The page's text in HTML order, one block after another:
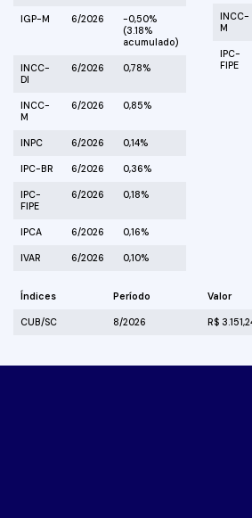
IGP-M 6/2026
-0,50%
(3.18%
acumulado)
INCC-
DI
6/2026 0,78%
INCC-
M
6/2026 0,85%
INPC 6/2026 0,14%
IPC-BR 6/2026 0,36%
IPC-
FIPE
6/2026 0,18%
IPCA 6/2026 0,16%
IVAR 6/2026 0,10%
INCC-
M
IPC-
FIPE
Índices Período Valor
CUB/SC 8/2026 R$